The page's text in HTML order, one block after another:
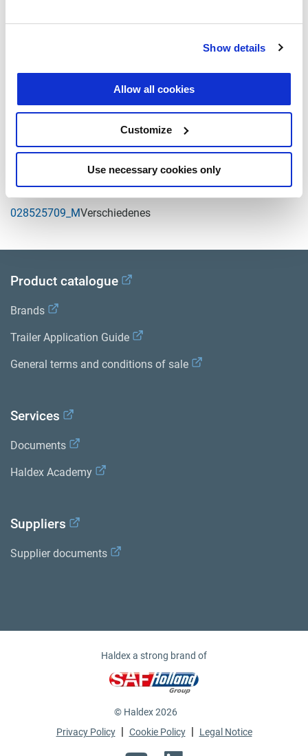
Show details
Allow all cookies
Customize
Use necessary cookies only
Sehen Sie sich alle verwandten Publikationen in unserem
Bibliothek der Produktliteratur.
Related aftermarket parts
028525709_MVerschiedenes
Product catalogue
Brands
Trailer Application Guide
General terms and conditions of sale
Services
Documents
Haldex Academy
Suppliers
Supplier documents
Haldex a strong brand of
© Haldex 2026
Privacy Policy | Cookie Policy | Legal Notice